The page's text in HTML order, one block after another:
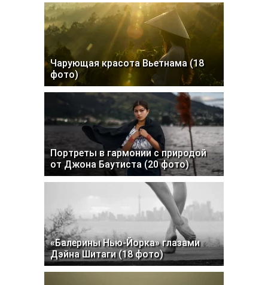
Чарующая красота Вьетнама (18
фото)
Портреты в гармонии с природой
от Джона Баутиста (20 фото)
«Балерины Нью-Йорка» глазами
Дэйна Шитаги (18 фото)